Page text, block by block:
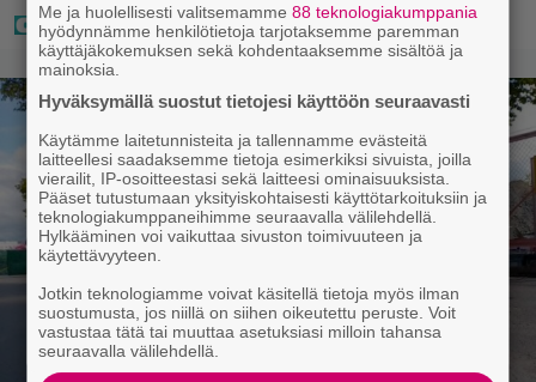
Me ja huolellisesti valitsemamme88 teknologiakumppania
hyödynnämme henkilötietoja tarjotaksemme paremman
käyttäjäkokemuksen sekä kohdentaaksemme sisältöä ja
mainoksia.
Hyväksymällä suostut tietojesi käyttöön seuraavasti
Käytämme laitetunnisteita ja tallennamme evästeitä
laitteellesi saadaksemme tietoja esimerkiksi sivuista, joilla
vierailit, IP-osoitteestasi sekä laitteesi ominaisuuksista.
Pääset tutustumaan yksityiskohtaisesti käyttötarkoituksiin ja
teknologiakumppaneihimme seuraavalla välilehdellä.
Hylkääminen voi vaikuttaa sivuston toimivuuteen ja
käytettävyyteen.
Jotkin teknologiamme voivat käsitellä tietoja myös ilman
suostumusta, jos niillä on siihen oikeutettu peruste. Voit
vastustaa tätä tai muuttaa asetuksiasi milloin tahansa
seuraavalla välilehdellä.